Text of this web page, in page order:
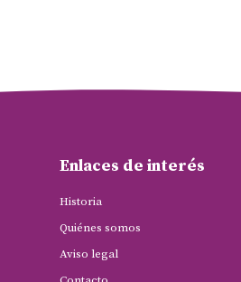
Enlaces de interés
Historia
Quiénes somos
Aviso legal